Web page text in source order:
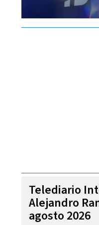
Telediario
Alejandro
agosto 2026